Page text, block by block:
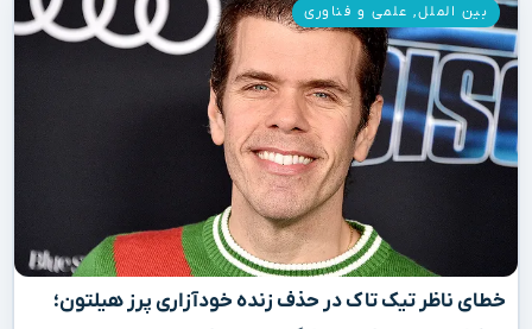
خطای ناظر تیک تاک در حذف زنده خودآزاری پرز هیلتون؛
بین الملل, علمی و فناوری